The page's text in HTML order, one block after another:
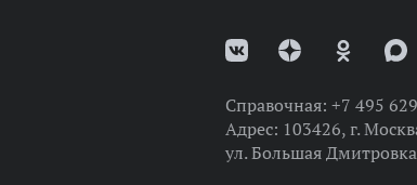
Справочная: +7 495
Адрес: 103426, г.
ул. Большая